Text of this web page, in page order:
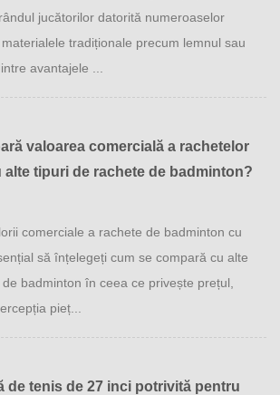
jucătorilor datorită numeroaselor
tradiționale precum lemnul sau
avantajele ...
valoarea comercială a rachetelor
alte tipuri de rachete de badminton?
comerciale a rachete de badminton cu
să înțelegeți cum se compară cu alte
badminton în ceea ce privește prețul,
pieț...
de tenis de 27 inci potrivită pentru